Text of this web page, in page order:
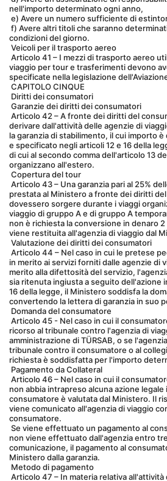
nell'importo determinato ogni anno,
e) Avere un numero sufficiente di
condizioni del giorno.
Veicoli per il trasporto aereo
viaggio per tour e trasferimenti devono
specificate nella legislazione
CAPITOLO CINQUE
Diritti dei consumatori
Garanzie dei diritti dei consumatori
derivare dall'attività delle agenzie di
la garanzia di stabilimento, il cui importo
e specificato negli articoli 12 e 16 della
di cui al secondo comma dell'articolo 13
organizzano all'estero.
Copertura del tour
prestata al Ministero a fronte dei diritti
dovessero sorgere durante i viaggi
viaggio di gruppo A e di gruppo A
non è richiesta la conversione in denaro
viene restituita all'agenzia di viaggio dal
Valutazione dei diritti dei consumatori
in merito ai servizi forniti dalle agenzie di
merito alla difettosità del servizio,
sia ritenuta ingiusta a seguito dell'azione
16 della legge, il Ministero soddisfa la
convertendo la lettera di garanzia in suo
Domanda del consumatore
ricorso al tribunale contro l'agenzia di
amministrazione di TÜRSAB, o se
tribunale contro il consumatore o al
richiesta è soddisfatta per l'importo
Pagamento da Collateral
non abbia intrapreso alcuna azione
consumatore è valutata dal Ministero. Il
viene comunicato all'agenzia di viaggio
consumatore.
non viene effettuato dall'agenzia entro
comunicazione, il pagamento al
Ministero dalla garanzia.
Metodo di pagamento